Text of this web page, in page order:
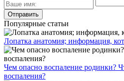
Популярные статьи
Лопатка анатомия; информация,
Чем опасно воспаление родинки?
воспаления?